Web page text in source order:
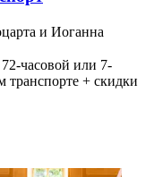
и Иоганна
часовой или 7-
транспорте + скидки